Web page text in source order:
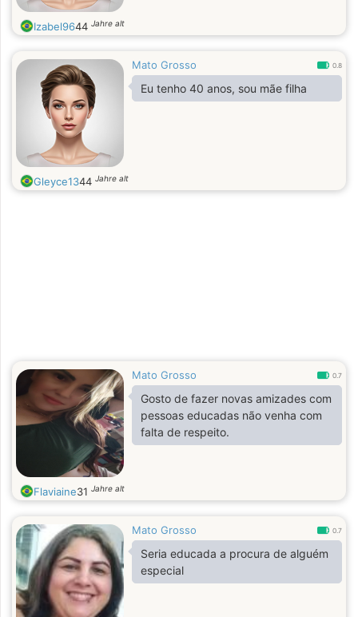
Izabel9644 Jahre alt
Mato Grosso 0.8
Eu tenho 40 anos, sou mãe filha
Gleyce1344 Jahre alt
Mato Grosso 0.7
Gosto de fazer novas amizades com
pessoas educadas não venha com
falta de respeito.
Flaviaine31 Jahre alt
Mato Grosso 0.7
Seria educada a procura de alguém
especial